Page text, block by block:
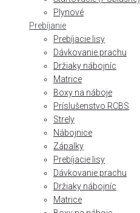
Plynové
Prebíjanie
Prebíjacie lisy
Dávkovanie prachu
Držiaky nábojníc
Matrice
Boxy na náboje
Príslušenstvo RCBS
Strely
Nábojnice
Zápalky
Prebíjacie lisy
Dávkovanie prachu
Držiaky nábojníc
Matrice